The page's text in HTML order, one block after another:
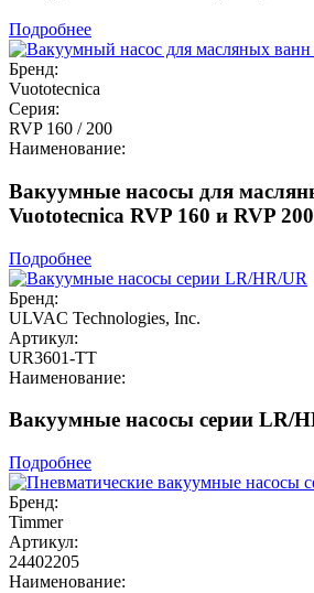
Подробнее
Бренд:
Vuototecnica
Серия:
RVP 160 / 200
Наименование:
Вакуумные насосы для
Vuototecnica RVP 160 и RVP 200
Подробнее
Бренд:
ULVAC Technologies, Inc.
Артикул:
UR3601-TT
Наименование:
Вакуумные насосы серии LR/
Подробнее
Бренд:
Timmer
Артикул:
24402205
Наименование: